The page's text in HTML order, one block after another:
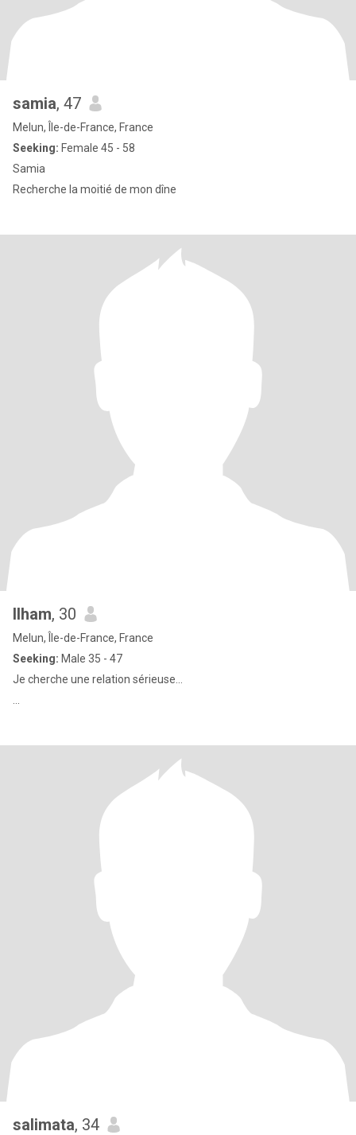
samia, 47
Melun, Île-de-France, France
Seeking: Female 45 - 58
Samia
Recherche la moitié de mon dîne
Ilham, 30
Melun, Île-de-France, France
Seeking: Male 35 - 47
Je cherche une relation sérieuse...
salimata, 34